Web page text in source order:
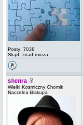
Posty: 7038
Skąd: znad morza
shenra
Wielki Kosmiczny Chomik
Naczelna Biskupa